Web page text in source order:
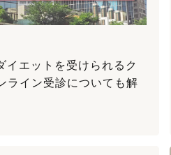
イエットを受けられるク
ライン受診についても解